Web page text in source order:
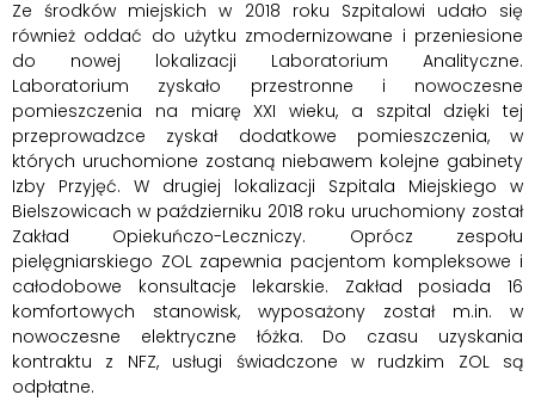
Ze środków miejskich w 2018 roku Szpitalowi udało się
również oddać do użytku zmodernizowane i przeniesione
do nowej lokalizacji Laboratorium Analityczne.
Laboratorium zyskało przestronne i nowoczesne
pomieszczenia na miarę XXI wieku, a szpital dzięki tej
przeprowadzce zyskał dodatkowe pomieszczenia, w
których uruchomione zostaną niebawem kolejne gabinety
Izby Przyjęć. W drugiej lokalizacji Szpitala Miejskiego w
Bielszowicach w październiku 2018 roku uruchomiony został
Zakład Opiekuńczo-Leczniczy. Oprócz zespołu
pielęgniarskiego ZOL zapewnia pacjentom kompleksowe i
całodobowe konsultacje lekarskie. Zakład posiada 16
komfortowych stanowisk, wyposażony został m.in. w
nowoczesne elektryczne łóżka. Do czasu uzyskania
kontraktu z NFZ, usługi świadczone w rudzkim ZOL są
odpłatne.